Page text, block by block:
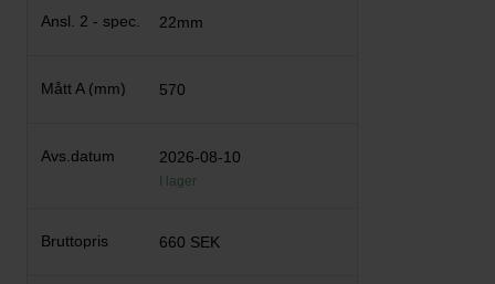
22mm
570
2026-08-10
I lager
660 SEK